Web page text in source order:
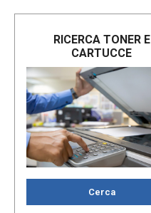
RICERCA TONER E
CARTUCCE
Cerca